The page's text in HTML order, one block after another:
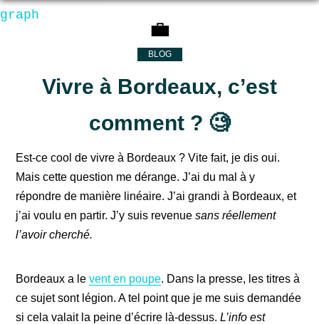
💼
BLOG
Vivre à Bordeaux, c’est
comment ? 🧐
Est-ce cool de vivre à Bordeaux ? Vite fait, je dis oui.
Mais cette question me dérange. J’ai du mal à y
répondre de manière linéaire. J’ai grandi à Bordeaux, et
j’ai voulu en partir. J’y suis revenuesans réellement
l’avoir cherché.
Bordeaux a levent en poupe. Dans la presse, les titres à
ce sujet sont légion. A tel point que je me suis demandée
si cela valait la peine d’écrire là-dessus.L’info est